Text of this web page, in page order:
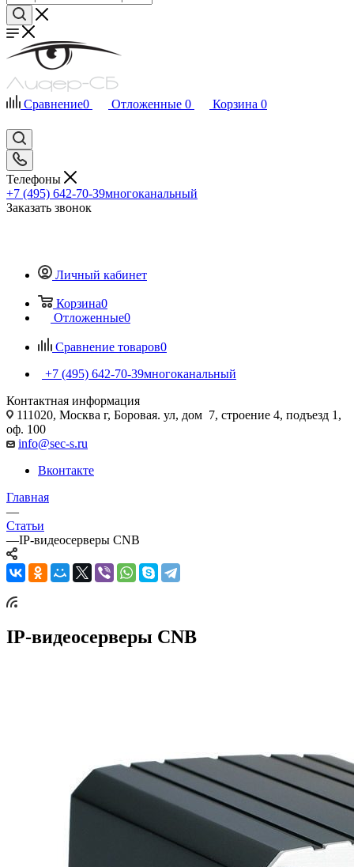
Сравнение0 Отложенные 0 Корзина 0
Телефоны
+7 (495) 642-70-39многоканальный
Заказать звонок
Личный кабинет
Корзина0
Отложенные0
Сравнение товаров0
+7 (495) 642-70-39многоканальный
Контактная информация
111020, Москва г, Боровая. ул, дом 7, строение 4, подъезд 1,
оф. 100
info@sec-s.ru
Вконтакте
Главная
—
Статьи
—IP-видеосерверы CNB
IP-видеосерверы CNB